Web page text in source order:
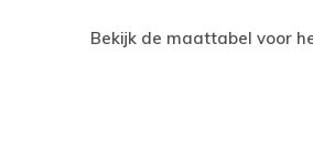
Bekijk de maattabel voor